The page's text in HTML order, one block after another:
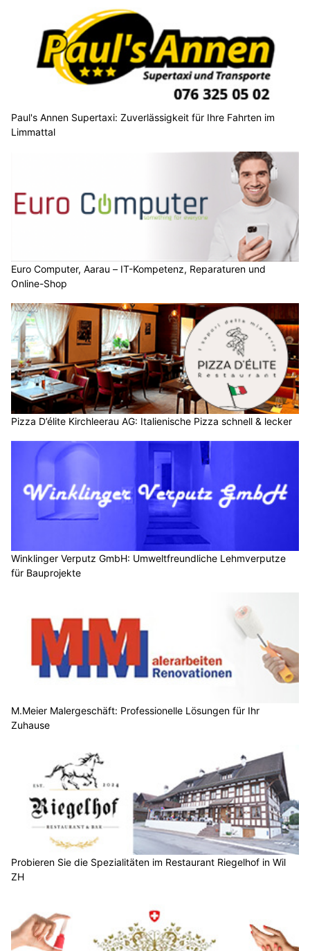
Paul's Annen Supertaxi: Zuverlässigkeit für Ihre Fahrten im
Limmattal
Euro Computer, Aarau – IT-Kompetenz, Reparaturen und
Online-Shop
Pizza D’élite Kirchleerau AG: Italienische Pizza schnell & lecker
Winklinger Verputz GmbH: Umweltfreundliche Lehmverputze
für Bauprojekte
M.Meier Malergeschäft: Professionelle Lösungen für Ihr
Zuhause
Probieren Sie die Spezialitäten im Restaurant Riegelhof in Wil
ZH